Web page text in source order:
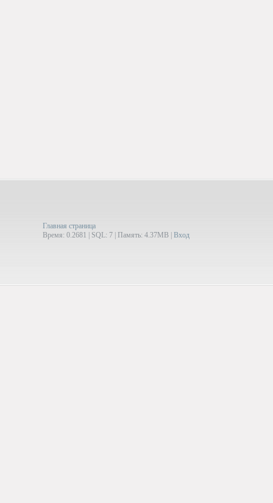
Главная страница
Время: 0.2681 | SQL: 7 | Память: 4.37MB Вход